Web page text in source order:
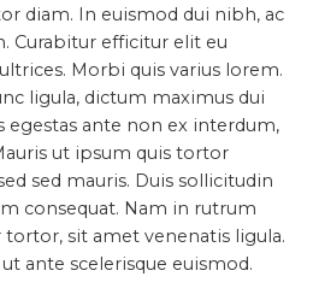
diam. In euismod dui nibh, ac
Curabitur efficitur elit eu
Morbi quis varius lorem.
ligula, dictum maximus dui
egestas ante non ex interdum,
ut ipsum quis tortor
sed mauris. Duis sollicitudin
consequat. Nam in rutrum
sit amet venenatis ligula.
ante scelerisque euismod.